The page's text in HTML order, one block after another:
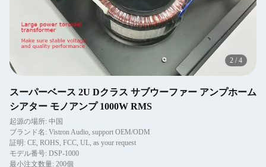
2 /4
スーパーベース 2U Dクラス サブウーファー アンプホーム
シアター モノアンプ 1000W RMS
起源の場所: 中国
ブランド名: Vistron Audio, support OEM/ODM
証明: CE, ROHS, FCC, UL, as your request
モデル番号: DSP-1000
最小注文数量: 200個